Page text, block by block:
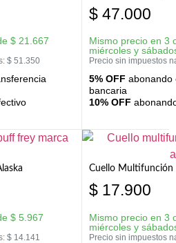
$ 21.667
$ 51.350
$ 47.000
Mismo precio en 3
miércoles y
Precio sin impuestos
5% OFF abonando
bancaria
10% OFF
$ 5.967
$ 14.141
Cuello Multifunción
$ 17.900
Mismo precio en 3
miércoles y
Precio sin impuestos